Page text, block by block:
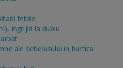
fetale
ingrijiri la dublu
ale bebelusului in burtica